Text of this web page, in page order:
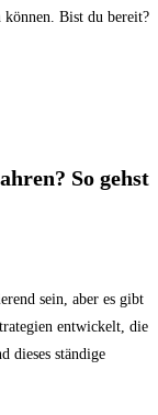
⁢Bist du⁣ bereit?
So⁤ gehst
sein, aber es gibt
‍entwickelt, die⁢
dieses ständige